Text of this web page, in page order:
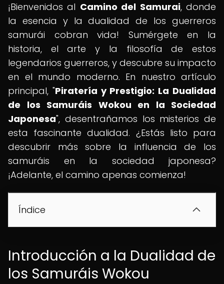
¡Bienvenidos al Camino del Samurai, donde
la esencia y la dualidad de los guerreros
samurái cobran vida! Sumérgete en la
historia, el arte y la filosofía de estos
legendarios guerreros, y descubre su impacto
en el mundo moderno. En nuestro artículo
principal, "Piratería y Prestigio: La Dualidad
de los Samuráis Wokou en la Sociedad
Japonesa", desentrañamos los misterios de
esta fascinante dualidad. ¿Estás listo para
descubrir más sobre la influencia de los
samuráis en la sociedad japonesa?
¡Adelante, el camino apenas comienza!
Índice
Introducción a la Dualidad de
los Samuráis Wokou